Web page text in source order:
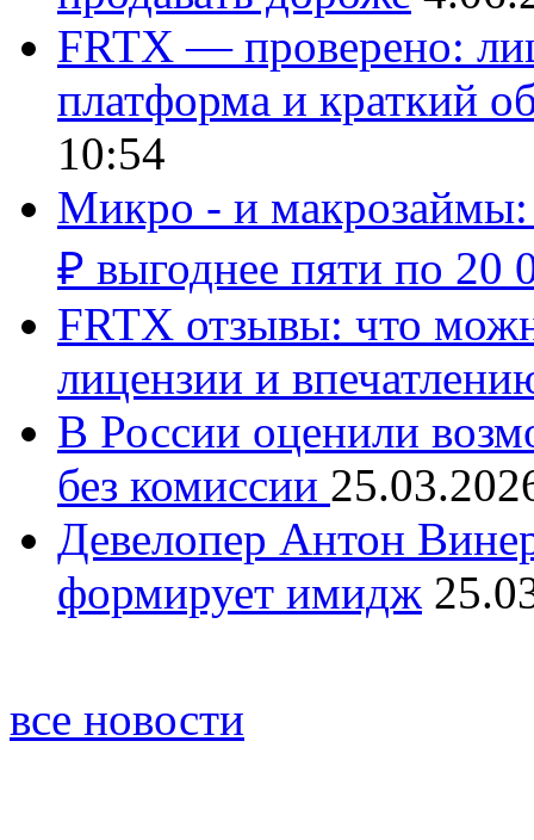
FRTX — проверено:
платформа и краткий
10:54
Микро - и макрозаймы:
₽ выгоднее пяти по 20
FRTX отзывы: что
лицензии и
В России оценили
без комиссии
Девелопер Антон
формирует имидж
все новости